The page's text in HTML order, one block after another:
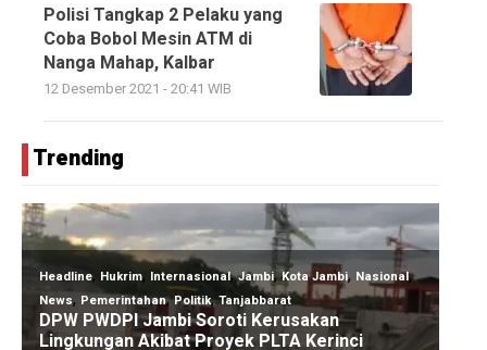
Polisi Tangkap 2 Pelaku yang
Coba Bobol Mesin ATM di
Nanga Mahap, Kalbar
12 Desember 2021 - 20:41 WIB
Trending